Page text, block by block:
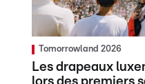
Tomorrowland 2026
Les drapeaux